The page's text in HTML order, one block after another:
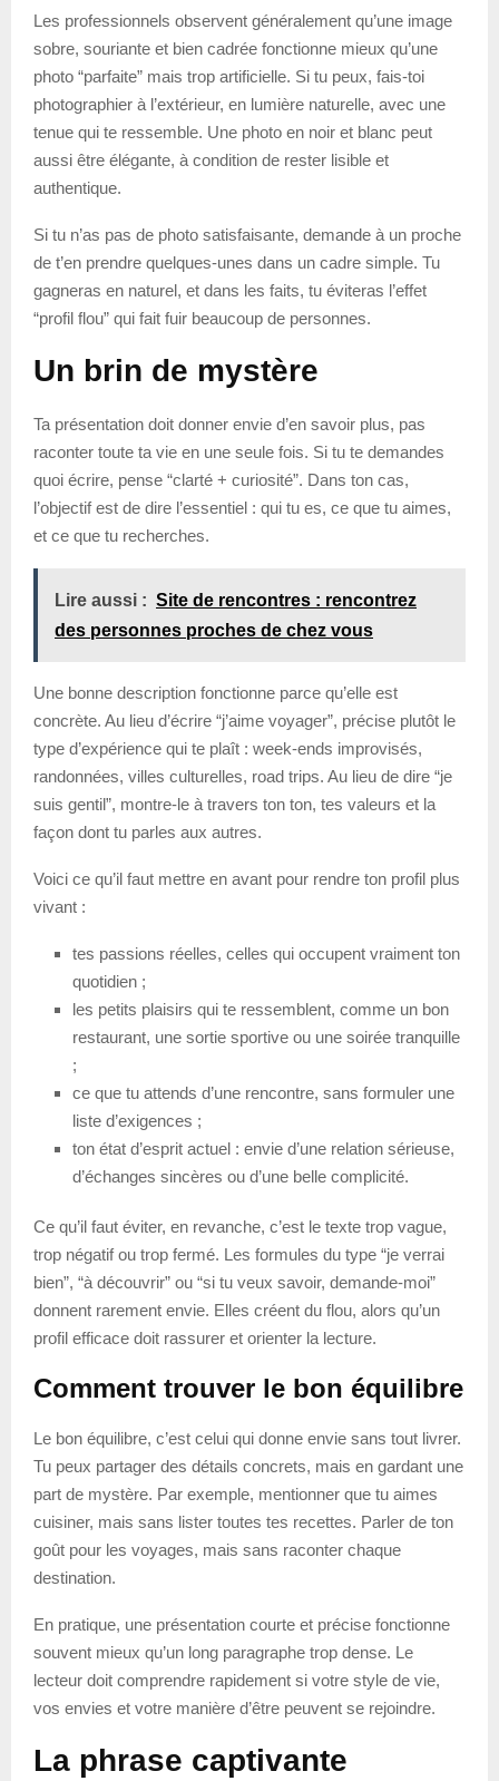
Les professionnels observent généralement qu’une image
sobre, souriante et bien cadrée fonctionne mieux qu’une
photo “parfaite” mais trop artificielle. Si tu peux, fais-toi
photographier à l’extérieur, en lumière naturelle, avec une
tenue qui te ressemble. Une photo en noir et blanc peut
aussi être élégante, à condition de rester lisible et
authentique.
Si tu n’as pas de photo satisfaisante, demande à un proche
de t’en prendre quelques-unes dans un cadre simple. Tu
gagneras en naturel, et dans les faits, tu éviteras l’effet
“profil flou” qui fait fuir beaucoup de personnes.
Un brin de mystère
Ta présentation doit donner envie d’en savoir plus, pas
raconter toute ta vie en une seule fois. Si tu te demandes
quoi écrire, pense “clarté + curiosité”. Dans ton cas,
l’objectif est de dire l’essentiel : qui tu es, ce que tu aimes,
et ce que tu recherches.
Lire aussi : Site de rencontres : rencontrez
des personnes proches de chez vous
Une bonne description fonctionne parce qu’elle est
concrète. Au lieu d’écrire “j’aime voyager”, précise plutôt le
type d’expérience qui te plaît : week-ends improvisés,
randonnées, villes culturelles, road trips. Au lieu de dire “je
suis gentil”, montre-le à travers ton ton, tes valeurs et la
façon dont tu parles aux autres.
Voici ce qu’il faut mettre en avant pour rendre ton profil plus
vivant :
tes passions réelles, celles qui occupent vraiment ton
quotidien ;
les petits plaisirs qui te ressemblent, comme un bon
restaurant, une sortie sportive ou une soirée tranquille
;
ce que tu attends d’une rencontre, sans formuler une
liste d’exigences ;
ton état d’esprit actuel : envie d’une relation sérieuse,
d’échanges sincères ou d’une belle complicité.
Ce qu’il faut éviter, en revanche, c’est le texte trop vague,
trop négatif ou trop fermé. Les formules du type “je verrai
bien”, “à découvrir” ou “si tu veux savoir, demande-moi”
donnent rarement envie. Elles créent du flou, alors qu’un
profil efficace doit rassurer et orienter la lecture.
Comment trouver le bon équilibre
Le bon équilibre, c’est celui qui donne envie sans tout livrer.
Tu peux partager des détails concrets, mais en gardant une
part de mystère. Par exemple, mentionner que tu aimes
cuisiner, mais sans lister toutes tes recettes. Parler de ton
goût pour les voyages, mais sans raconter chaque
destination.
En pratique, une présentation courte et précise fonctionne
souvent mieux qu’un long paragraphe trop dense. Le
lecteur doit comprendre rapidement si votre style de vie,
vos envies et votre manière d’être peuvent se rejoindre.
La phrase captivante